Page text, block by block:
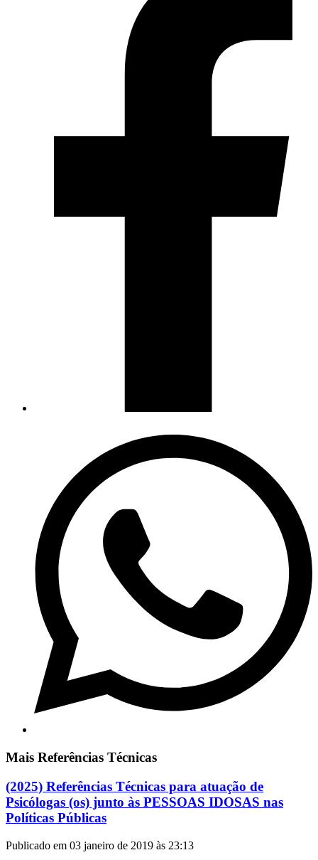
Mais Referências Técnicas
(2025) Referências Técnicas para atuação de
Psicólogas (os) junto às PESSOAS IDOSAS nas
Políticas Públicas
Publicado em 03 janeiro de 2019 às 23:13